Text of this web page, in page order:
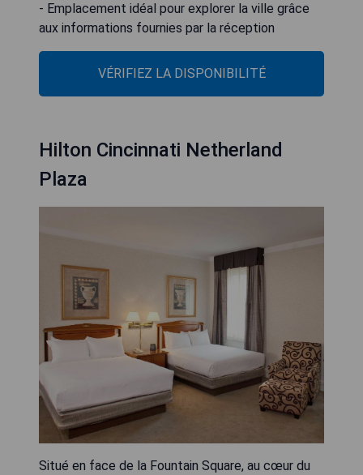
- Emplacement idéal pour explorer la ville grâce
aux informations fournies par la réception
VÉRIFIEZ LA DISPONIBILITÉ
Hilton Cincinnati Netherland
Plaza
Situé en face de la Fountain Square, au cœur du